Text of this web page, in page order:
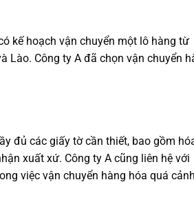
kế hoạch vận chuyển một lô hàng từ
Lào. Công ty A đã chọn vận chuyển
đủ các giấy tờ cần thiết, bao gồm
xuất xứ. Công ty A cũng liên hệ với
việc vận chuyển hàng hóa quá